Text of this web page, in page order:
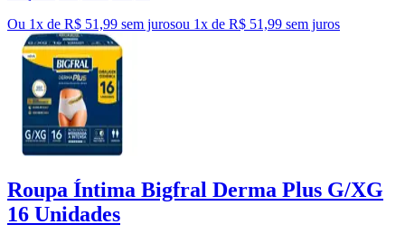
Ou 1x de R$ 51,99 sem jurosou 1x de R$ 51,99 sem juros
Roupa Íntima Bigfral Derma Plus G/XG
16 Unidades